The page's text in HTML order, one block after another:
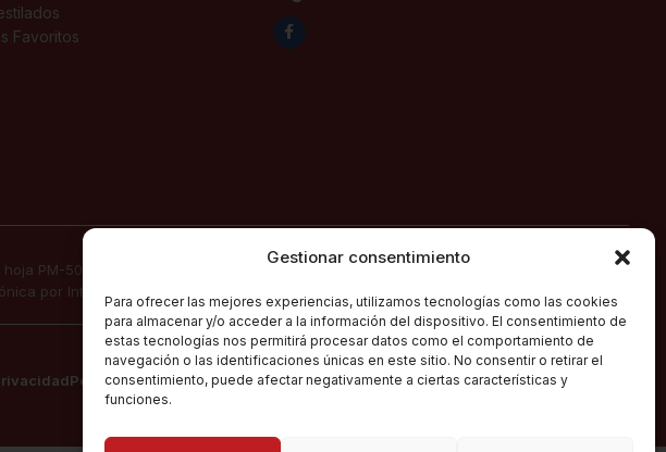
Gestionar consentimiento
Para ofrecer las mejores experiencias, utilizamos tecnologías como las cookies
para almacenar y/o acceder a la información del dispositivo. El consentimiento de
estas tecnologías nos permitirá procesar datos como el comportamiento de
navegación o las identificaciones únicas en este sitio. No consentir o retirar el
consentimiento, puede afectar negativamente a ciertas características y
funciones.
Favoritos
PM-50830, inscripción 1ª, fecha 02/06/2025, con domicilio social en c/ Major
por Internet a través de su página web
Política De Cookies